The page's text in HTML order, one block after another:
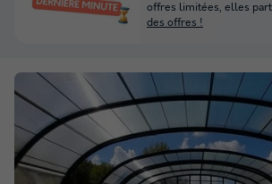
offres limitées, elles
des offres !